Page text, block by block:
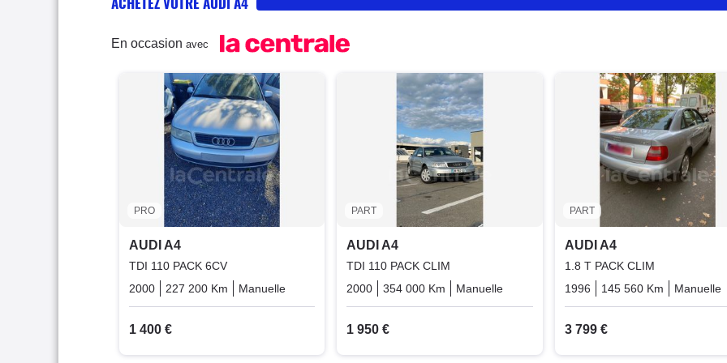
En occasion avec
PRO
AUDI A4
TDI 110 PACK 6CV
2000
227 200 Km Manuelle
1 400 €
PART
AUDI A4
TDI 110 PACK CLIM
2000
354 000 Km Manuelle
1 950 €
PART
AUDI A4
1.8 T PACK CLIM
1996
145 560 Km Manuelle
3 799 €